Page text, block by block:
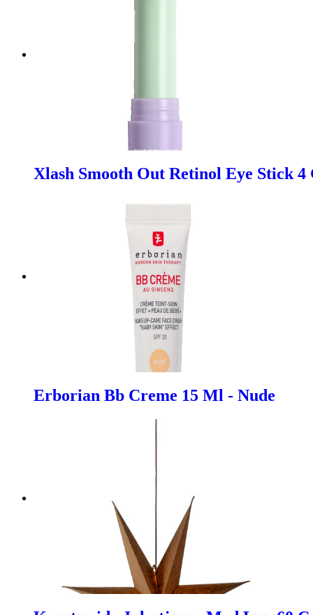
Xlash Smooth Out Retinol Eye Stick 4
Erborian Bb Creme 15 Ml - Nude